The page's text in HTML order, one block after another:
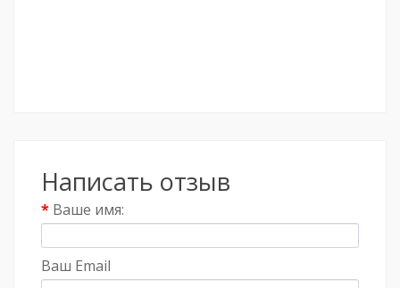
Написать отзыв
Ваше имя:
Ваш Email